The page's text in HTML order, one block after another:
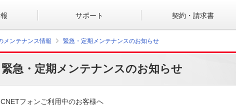
サポート 契約・請求書
メンテナンス情報 緊急・定期メンテナンスのお知らせ
緊急・定期メンテナンスのお知らせ
フォンご利用中のお客様へ